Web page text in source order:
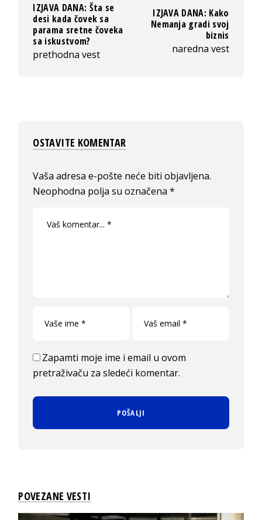
IZJAVA DANA: Šta se
desi kada čovek sa
parama sretne čoveka
sa iskustvom?
prethodna vest
IZJAVA DANA: Kako
Nemanja gradi svoj
biznis
naredna vest
OSTAVITE KOMENTAR
Vaša adresa e-pošte neće biti objavljena.
Neophodna polja su označena*
Zapamti moje ime i email u ovom
pretraživaču za sledeći komentar.
POVEZANE VESTI